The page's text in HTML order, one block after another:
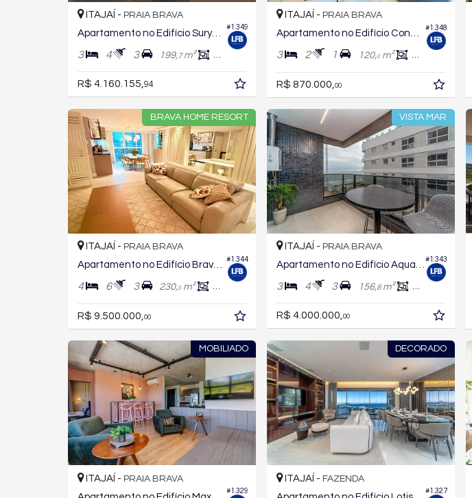
#1.349
ITAJAÍ - PRAIA BRAVA
Apartamento no Edifício Surya Residence
3 4 3 199,7m² 174,
R$ 4.160.155, 94
#1.348
ITAJAÍ - PRAIA BRAVA
Apartamento no Edifício Condomínio Raio de Sol
3 2 1 120,0m² 89,
R$ 870.000, 00
BRAVA HOME RESORT
#1.344
ITAJAÍ - PRAIA BRAVA
Apartamento no Edifício Brava Home Resort
4 6 3 230,0m² 196,
R$ 9.500.000, 00
VISTA MAR
#1.343
ITAJAÍ - PRAIA BRAVA
Apartamento no Edifício Aquamarine
3 4 3 156,8m² 113,
R$ 4.000.000, 00
MOBILIADO
#1.329
ITAJAÍ - PRAIA BRAVA
DECORADO
#1.327
ITAJAÍ - FAZENDA